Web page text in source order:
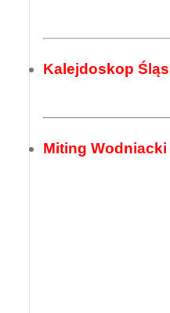
Kalejdoskop
Miting Wodniacki